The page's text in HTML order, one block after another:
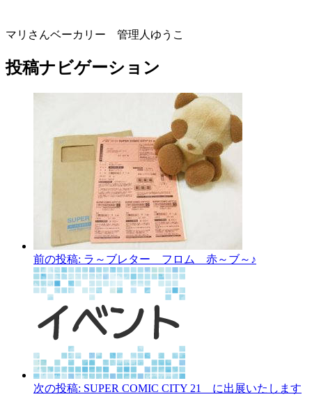
マリさんベーカリー 管理人ゆうこ
投稿ナビゲーション
前の投稿: ラ～ブレター フロム 赤～ブ～♪
次の投稿: SUPER COMIC CITY 21 に出展いたします